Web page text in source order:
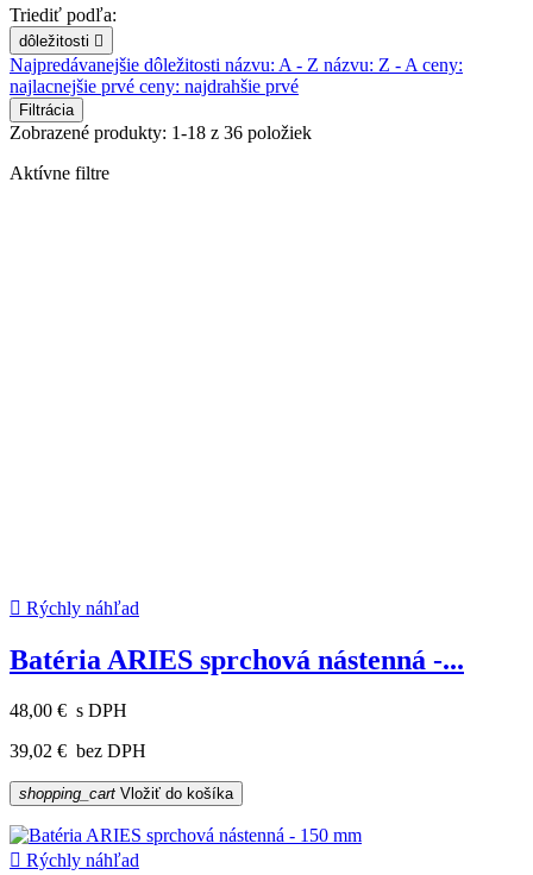
Triediť podľa:
dôležitosti 
Najpredávanejšie dôležitosti názvu: A - Z názvu: Z - A ceny:
najlacnejšie prvé ceny: najdrahšie prvé
Filtrácia
Zobrazené produkty: 1-18 z 36 položiek
Aktívne filtre
 Rýchly náhľad
Batéria ARIES sprchová nástenná -...
48,00 € s DPH
39,02 € bez DPH
shopping_cart Vložiť do košíka
 Rýchly náhľad